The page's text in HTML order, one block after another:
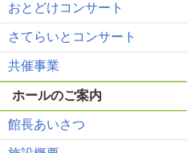
おとどけコンサート
さてらいとコンサート
共催事業
ホールのご案内
館長あいさつ